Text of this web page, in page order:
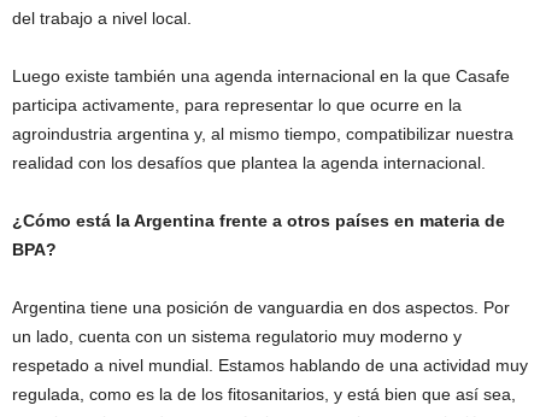
del trabajo a nivel local.
Luego existe también una agenda internacional en la que Casafe
participa activamente, para representar lo que ocurre en la
agroindustria argentina y, al mismo tiempo, compatibilizar nuestra
realidad con los desafíos que plantea la agenda internacional.
¿Cómo está la Argentina frente a otros países en materia de
BPA?
Argentina tiene una posición de vanguardia en dos aspectos. Por
un lado, cuenta con un sistema regulatorio muy moderno y
respetado a nivel mundial. Estamos hablando de una actividad muy
regulada, como es la de los fitosanitarios, y está bien que así sea,